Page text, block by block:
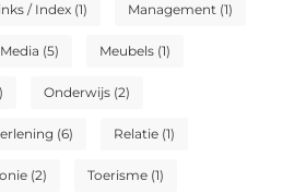
/ Index(1) Management(1)
Media (5) Meubels(1)
Onderwijs(2)
(6) Relatie(1)
(2) Toerisme(1)